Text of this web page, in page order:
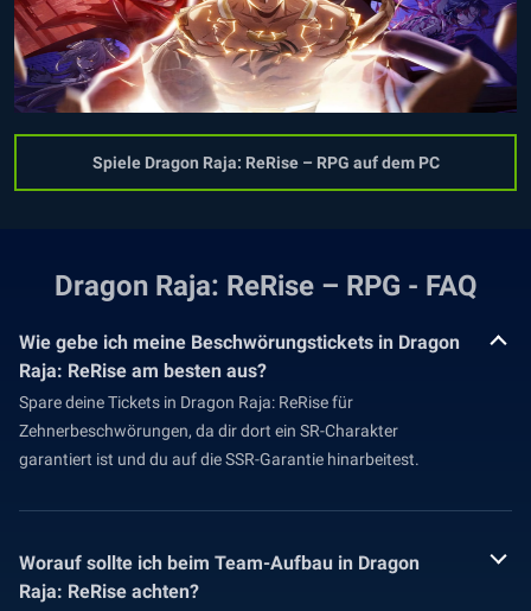
Spiele Dragon Raja: ReRise – RPG auf dem PC
Dragon Raja: ReRise – RPG - FAQ
Wie gebe ich meine Beschwörungstickets in Dragon
Raja: ReRise am besten aus?
Spare deine Tickets in Dragon Raja: ReRise für
Zehnerbeschwörungen, da dir dort ein SR-Charakter
garantiert ist und du auf die SSR-Garantie hinarbeitest.
Worauf sollte ich beim Team-Aufbau in Dragon
Raja: ReRise achten?